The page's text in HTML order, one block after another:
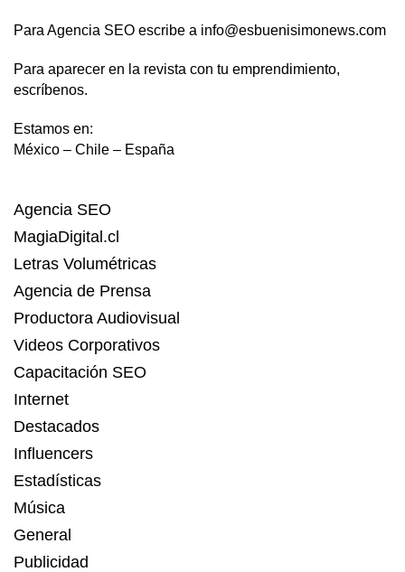
Para Agencia SEO escribe a info@esbuenisimonews.com
Para aparecer en la revista con tu emprendimiento,
escríbenos.
Estamos en:
México – Chile – España
Agencia SEO
MagiaDigital.cl
Letras Volumétricas
Agencia de Prensa
Productora Audiovisual
Videos Corporativos
Capacitación SEO
Internet
Destacados
Influencers
Estadísticas
Música
General
Publicidad